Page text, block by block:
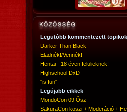
Legutóbb kommentezett topikok
Darker Than Black
Eladnék!/Vennék!
Hentai - 18 éven felülieknek!
Highschool DxD
"is fun"
Legújabb cikkek
MondoCon 09 Ősz
SakuraCon köszi + Moderáció +